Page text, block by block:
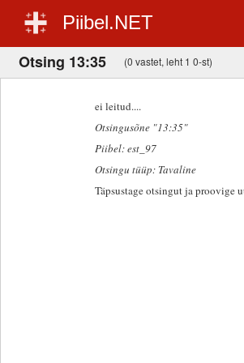
Piibel.NET
Otsing 13:35 (0 vastet, leht 1 0-st)
ei leitud....
Otsingusõne "13:35"
Piibel: est_97
Otsingu tüüp: Tavaline
Täpsustage otsingut ja proovige